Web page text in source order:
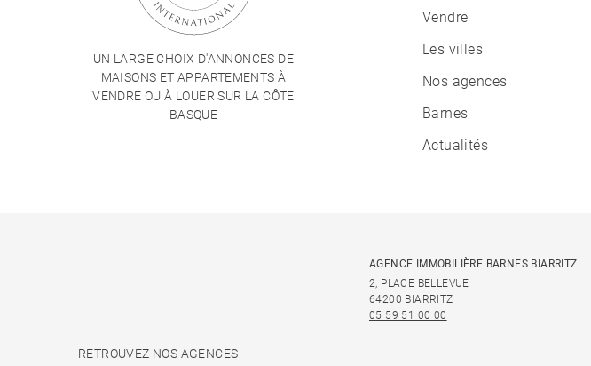
UN LARGE CHOIX D'ANNONCES DE
MAISONS ET APPARTEMENTS À
VENDRE OU À LOUER SUR LA CÔTE
BASQUE
Vendre
Les villes
Nos agences
Barnes
Actualités
RETROUVEZ NOS AGENCES
AGENCE IMMOBILIÈRE BARNES BIARRITZ
2, PLACE BELLEVUE
64200 BIARRITZ
05 59 51 00 00